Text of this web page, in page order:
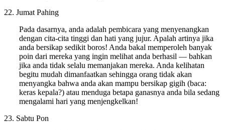
22. Jumat Pahing
Pada dasarnya, anda adalah pembicara yang menyenangkan
dengan cita-cita tinggi dan hati yang jujur. Apalah artinya jika
anda bersikap sedikit boros! Anda bakal memperoleh banyak
poin dari mereka yang ingin melihat anda berhasil — bahkan
jika anda tidak selalu memanjakan mereka. Anda kelihatan
begitu mudah dimanfaatkan sehingga orang tidak akan
menyangka bahwa anda akan mampu bersikap gigih (baca:
keras kepala?) atau menduga betapa ganasnya anda bila sedang
mengalami hari yang menjengkelkan!
23. Sabtu Pon